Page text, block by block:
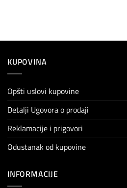
KUPOVINA
Opšti uslovi kupovine
Detalji Ugovora o prodaji
Reklamacije i prigovori
Odustanak od kupovine
INFORMACIJE